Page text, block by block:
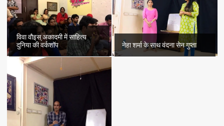
विवा वौइस् अकादमी में साहित्य
दुनिया की वर्कशॉप
नेहा शर्मा के साथ वंदना सेन गुप्ता